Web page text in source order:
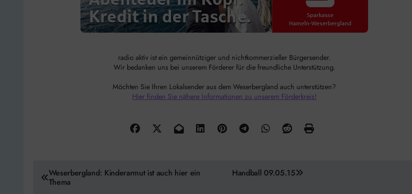
radio aktiv ist ein gemeinnütziger und nichtkommerzieller Bürgersender.
Wir bedanken uns bei unserem Förderer für die freundliche Unterstützung.
Möchten Sie Ihren Lokalsender aus dem Weserbergland auch unterstützen?
Hier finden Sie nähere Informationen zu unserem Förderkreis!
Beitragsnavigation
Weserbergland: Kinderarmut ist auch hier ein
Thema
Handball 09.05.15